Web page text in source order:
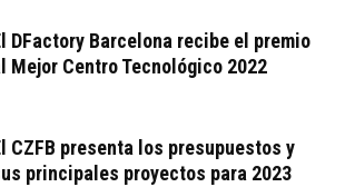
DFactory Barcelona recibe el premio
Mejor Centro Tecnológico 2022
CZFB presenta los presupuestos y
principales proyectos para 2023